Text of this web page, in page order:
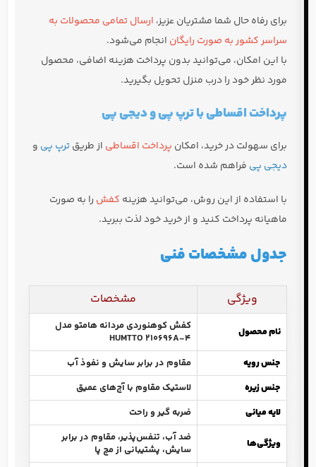
برای رفاه حال شما مشتریان عزیز، ارسال تمامی محصولات به
سراسر کشور به صورت رایگان انجام می‌شود.
با این امکان، می‌توانید بدون پرداخت هزینه اضافی، محصول
مورد نظر خود را درب منزل تحویل بگیرید.
پرداخت اقساطی با ترپ پی و دیجی پی
برای سهولت در خرید، امکان پرداخت اقساطی از طریقترپ پی و
دیجی پی فراهم شده است.
با استفاده از این روش، می‌توانید هزینه کفش را به صورت
ماهیانه پرداخت کنید و از خرید خود لذت ببرید.
جدول مشخصات فنی
ویژگی مشخصات
نام محصول
کفش کوهنوردی مردانه هامتو مدل
HUMTTO 210696A-4
جنس رویه
مقاوم در برابر سایش و نفوذ آب
جنس زیره
لاستیک مقاوم با آج‌های عمیق
لایه میانی
ضربه گیر و راحت
ویژگی‌ها
ضد آب، تنفس‌پذیر، مقاوم در برابر
سایش، پشتیبانی از مچ پا